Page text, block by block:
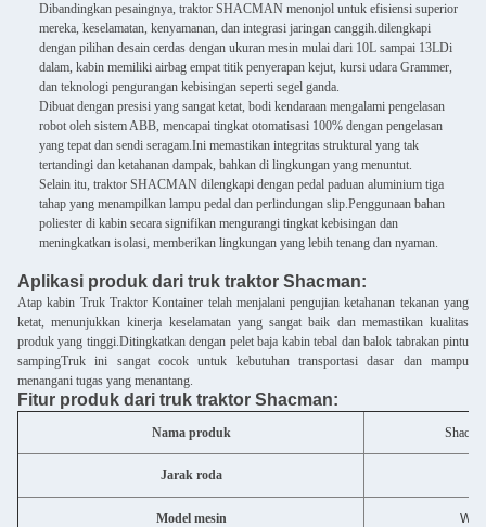
Dibandingkan pesaingnya, traktor SHACMAN menonjol untuk efisiensi superior
mereka, keselamatan, kenyamanan, dan integrasi jaringan canggih.dilengkapi
dengan pilihan desain cerdas dengan ukuran mesin mulai dari 10L sampai 13LDi
dalam, kabin memiliki airbag empat titik penyerapan kejut, kursi udara Grammer,
dan teknologi pengurangan kebisingan seperti segel ganda.
Dibuat dengan presisi yang sangat ketat, bodi kendaraan mengalami pengelasan
robot oleh sistem ABB, mencapai tingkat otomatisasi 100% dengan pengelasan
yang tepat dan sendi seragam.Ini memastikan integritas struktural yang tak
tertandingi dan ketahanan dampak, bahkan di lingkungan yang menuntut.
Selain itu, traktor SHACMAN dilengkapi dengan pedal paduan aluminium tiga
tahap yang menampilkan lampu pedal dan perlindungan slip.Penggunaan bahan
poliester di kabin secara signifikan mengurangi tingkat kebisingan dan
meningkatkan isolasi, memberikan lingkungan yang lebih tenang dan nyaman.
Aplikasi produk dari truk traktor Shacman:
Atap kabin Truk Traktor Kontainer telah menjalani pengujian ketahanan tekanan yang
ketat, menunjukkan kinerja keselamatan yang sangat baik dan memastikan kualitas
produk yang tinggi.Ditingkatkan dengan pelet baja kabin tebal dan balok tabrakan pintu
sampingTruk ini sangat cocok untuk kebutuhan transportasi dasar dan mampu
menangani tugas yang menantang.
Fitur produk dari truk traktor Shacman:
Nama produk
Jarak roda
Model mesin